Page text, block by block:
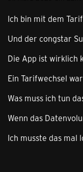
Ich bin mit dem
Und der congstar
Die App ist wirklich
Ein Tarifwechsel
Was muss ich tun
Wenn das
Ich musste das mal